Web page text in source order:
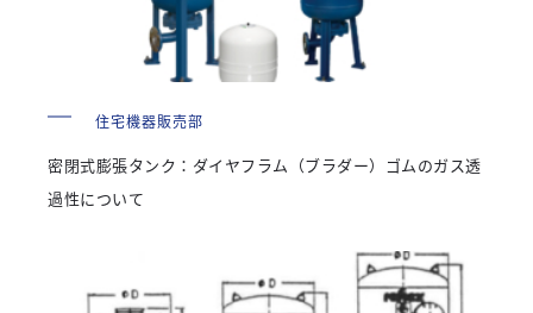
住宅機器販売部
密閉式膨張タンク：ダイヤフラム（ブラダー）ゴムのガス透
過性について